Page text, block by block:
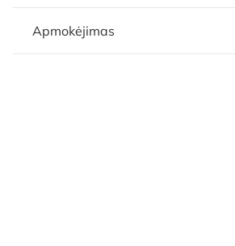
Apmokėjimas